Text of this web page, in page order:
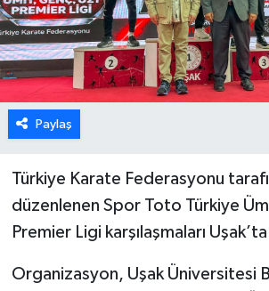
Paylaş
Türkiye Karate Federasyonu
düzenlenen Spor Toto Türkiye
Premier Ligi karşılaşmaları Uşak’ta
Organizasyon, Uşak Üniversitesi
Gediz
Genel
Gündem
Hisarcık
Köşe Yazıları